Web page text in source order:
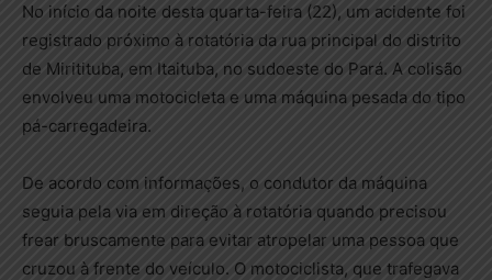
No início da noite desta quarta-feira (22), um acidente foi
registrado próximo à rotatória da rua principal do distrito
de Miritituba, em Itaituba, no sudoeste do Pará. A colisão
envolveu uma motocicleta e uma máquina pesada do tipo
pá-carregadeira.
De acordo com informações, o condutor da máquina
seguia pela via em direção à rotatória quando precisou
frear bruscamente para evitar atropelar uma pessoa que
cruzou à frente do veículo. O motociclista, que trafegava